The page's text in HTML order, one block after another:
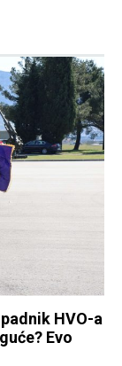
HVO-a
Evo